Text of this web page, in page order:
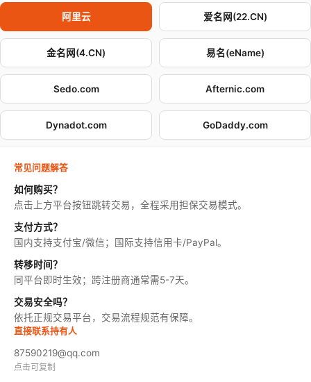
阿里云 爱名网(22.CN)
金名网(4.CN) 易名(eName)
Sedo.com Afternic.com
Dynadot.com GoDaddy.com
常见问题解答
如何购买？
点击上方平台按钮跳转交易，全程采用担保交易模式。
支付方式？
国内支持支付宝/微信；国际支持信用卡/PayPal。
转移时间？
同平台即时生效；跨注册商通常需5-7天。
交易安全吗？
依托正规交易平台，交易流程规范有保障。
直接联系持有人
87590219@qq.com
点击可复制